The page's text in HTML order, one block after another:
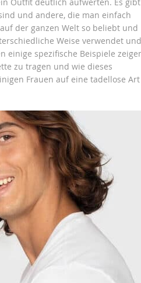
und andere, die man einfach
der ganzen Welt so beliebt und
Weise verwendet und
einige spezifische Beispiele
zu tragen und wie dieses
Frauen auf eine tadellose Art